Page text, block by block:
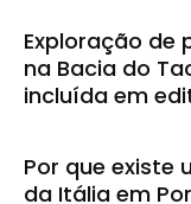
Exploração de
na Bacia do
incluída em
Por que existe
da Itália em